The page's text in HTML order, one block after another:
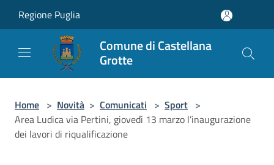
Regione Puglia
Comune di Castellana
Grotte
Home > Novità > Comunicati > Sport >
Area Ludica via Pertini, giovedì 13 marzo l’inaugurazione
dei lavori di riqualificazione